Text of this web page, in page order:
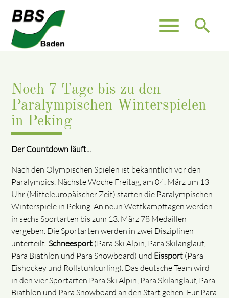
menu search
Noch 7 Tage bis zu den
Paralympischen Winterspielen
in Peking
Der Countdown läuft...
Nach den Olympischen Spielen ist bekanntlich vor den
Paralympics. Nächste Woche Freitag, am 04. März um 13
Uhr (Mitteleuropäischer Zeit) starten die Paralympischen
Winterspiele in Peking. An neun Wettkampftagen werden
in sechs Sportarten bis zum 13. März 78 Medaillen
vergeben. Die Sportarten werden in zwei Disziplinen
unterteilt:Schneesport (Para Ski Alpin, Para Skilanglauf,
Para Biathlon und Para Snowboard) und Eissport (Para
Eishockey und Rollstuhlcurling). Das deutsche Team wird
in den vier Sportarten Para Ski Alpin, Para Skilanglauf, Para
Biathlon und Para Snowboard an den Start gehen. Für Para